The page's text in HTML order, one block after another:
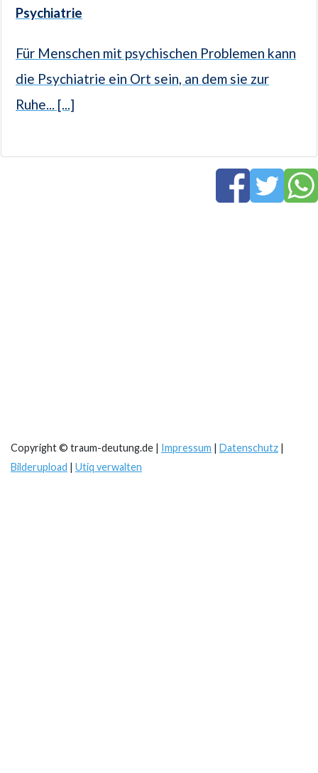
Psychiatrie
Für Menschen mit psychischen Problemen kann
die Psychiatrie ein Ort sein, an dem sie zur
Ruhe... [...]
Copyright © traum-deutung.de | Impressum | Datenschutz |
Bilderupload | Utiq verwalten